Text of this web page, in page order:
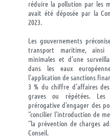
réduire la pollution par les
avait été déposée par la
2023.
Les gouvernements
transport maritime, ainsi
minimales et d’une
dans les eaux
l’application de sanctions
3 % du chiffre d’affaires
graves ou répétées. Les
prérogative d’engager des
“concilier l’introduction de
“la prévention de charges
Conseil.